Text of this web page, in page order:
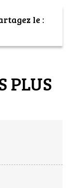
le :
PLUS